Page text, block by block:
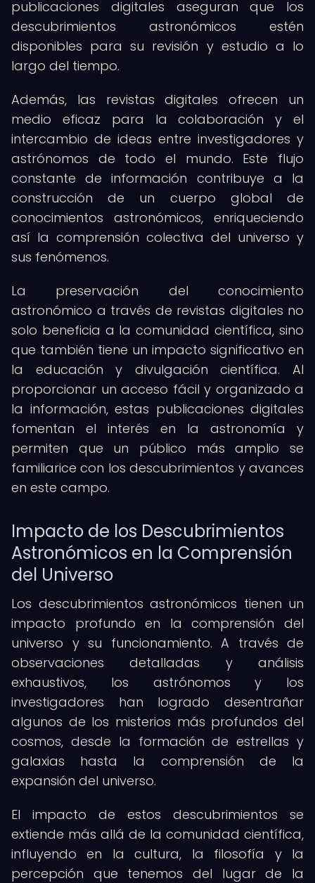
publicaciones digitales aseguran que los
descubrimientos astronómicos estén
disponibles para su revisión y estudio a lo
largo del tiempo.
Además, las revistas digitales ofrecen un
medio eficaz para la colaboración y el
intercambio de ideas entre investigadores y
astrónomos de todo el mundo. Este flujo
constante de información contribuye a la
construcción de un cuerpo global de
conocimientos astronómicos, enriqueciendo
así la comprensión colectiva del universo y
sus fenómenos.
La preservación del conocimiento
astronómico a través de revistas digitales no
solo beneficia a la comunidad científica, sino
que también tiene un impacto significativo en
la educación y divulgación científica. Al
proporcionar un acceso fácil y organizado a
la información, estas publicaciones digitales
fomentan el interés en la astronomía y
permiten que un público más amplio se
familiarice con los descubrimientos y avances
en este campo.
Impacto de los Descubrimientos
Astronómicos en la Comprensión
del Universo
Los descubrimientos astronómicos tienen un
impacto profundo en la comprensión del
universo y su funcionamiento. A través de
observaciones detalladas y análisis
exhaustivos, los astrónomos y los
investigadores han logrado desentrañar
algunos de los misterios más profundos del
cosmos, desde la formación de estrellas y
galaxias hasta la comprensión de la
expansión del universo.
El impacto de estos descubrimientos se
extiende más allá de la comunidad científica,
influyendo en la cultura, la filosofía y la
percepción que tenemos del lugar de la